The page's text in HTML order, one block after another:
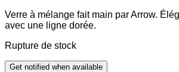
Verre à mélange fait main par Arrow.
avec une ligne dorée.
Rupture de stock